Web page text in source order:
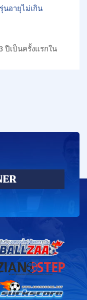
นอายุไม่เกิน
ปีเป็นครั้งแรกใน